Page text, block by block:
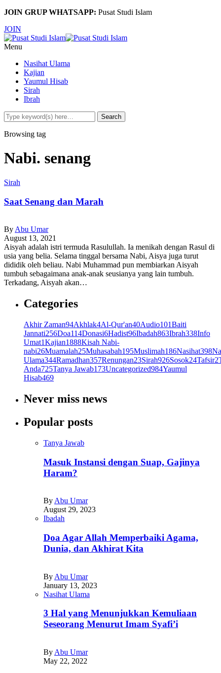
JOIN GRUP WHATSAPP: Pusat Studi Islam
JOIN
Menu
Nasihat Ulama
Kajian
Yaumul Hisab
Sirah
Ibrah
Browsing tag
Nabi. senang
Sirah
Saat Senang dan Marah
By Abu Umar
August 13, 2021
Aisyah adalah istri termuda Rasulullah. Ia menikah dengan Rasul di
usia yang belia. Selama tinggal bersama Nabi, Aisya juga turut
dididik oleh beliau. Nabi Muhammad pun membiarkan Aisyah
tumbuh sebagaimana anak-anak seusianya yang lain tumbuh.
Terkadang, Aisyah akan…
Categories
Akhir Zaman94Akhlak4Al-Qur'an40Audio101Baiti
Jannati256Doa114Donasi6Hadist96Ibadah863Ibrah338Info
Umat1Kajian1888Kisah Nabi-
nabi26Muamalah25Muhasabah195Muslimah186Nasihat398
Ulama344Ramadhan357Renungan23Sirah926Sosok24Tafsir2
Anda725Tanya Jawab173Uncategorized984Yaumul
Hisab469
Never miss news
Popular posts
Tanya Jawab
Masuk Instansi dengan Suap, Gajinya
Haram?
By Abu Umar
August 29, 2023
Ibadah
Doa Agar Allah Memperbaiki Agama,
Dunia, dan Akhirat Kita
By Abu Umar
January 13, 2023
Nasihat Ulama
3 Hal yang Menunjukkan Kemuliaan
Seseorang Menurut Imam Syafi’i
By Abu Umar
May 22, 2022